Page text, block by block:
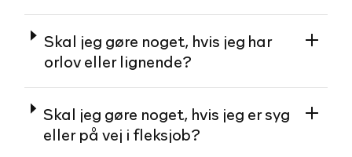
Skal jeg gøre noget, hvis jeg har
orlov eller lignende?
Skal jeg gøre noget, hvis jeg er syg
eller på vej i fleksjob?